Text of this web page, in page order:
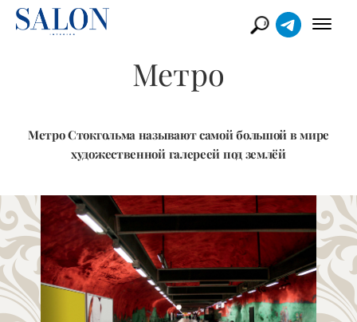
Метро
Метро Стокгольма называют самой большой в мире
художественной галереей под землёй